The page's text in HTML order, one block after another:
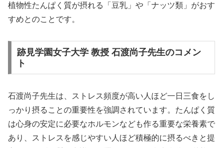
植物性たんぱく質が摂れる「豆乳」や「ナッツ類」がおす
すめとのことです。
跡見学園女子大学 教授 石渡尚子先生のコメン
ト
石渡尚子先生は、ストレス頻度が高い人ほど一日三食をし
っかり摂ることの重要性を強調されています。たんぱく質
は心身の安定に必要なホルモンなども作る重要な栄養素で
あり、ストレスを感じやすい人ほど積極的に摂るべきと提